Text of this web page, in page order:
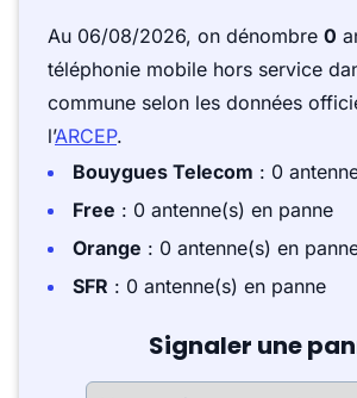
Au 06/08/2026, on dénombre 0
téléphonie mobile hors service
commune selon les données
l’ARCEP.
Bouygues Telecom : 0
Free : 0 antenne(s) en panne
Orange : 0 antenne(s) en
SFR : 0 antenne(s) en panne
Signaler une